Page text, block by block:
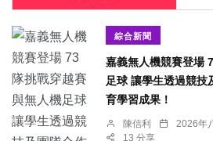
綜合新聞
嘉義無人機競賽登場
足球 讓學生透過競技
育學習成果！
陳信利 2026年
13 分享